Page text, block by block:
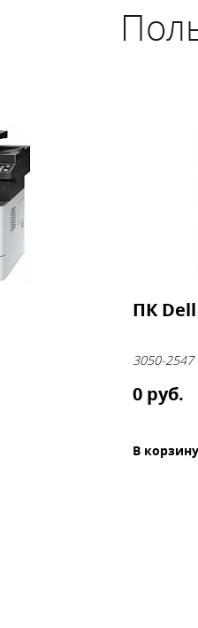
ПК
3050-2547
0 руб.
В корзину